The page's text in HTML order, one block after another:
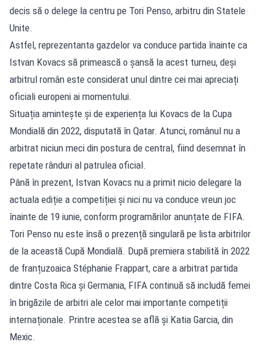
decis să o delege la centru pe Tori Penso, arbitru din Statele
Unite.
Astfel, reprezentanta gazdelor va conduce partida înainte ca
Istvan Kovacs să primească o șansă la acest turneu, deși
arbitrul român este considerat unul dintre cei mai apreciați
oficiali europeni ai momentului.
Situația amintește și de experiența lui Kovacs de la Cupa
Mondială din 2022, disputată în Qatar. Atunci, românul nu a
arbitrat niciun meci din postura de central, fiind desemnat în
repetate rânduri al patrulea oficial.
Până în prezent, Istvan Kovacs nu a primit nicio delegare la
actuala ediție a competiției și nici nu va conduce vreun joc
înainte de 19 iunie, conform programărilor anunțate de FIFA.
Tori Penso nu este însă o prezență singulară pe lista arbitrilor
de la această Cupă Mondială. După premiera stabilită în 2022
de franțuzoaica Stéphanie Frappart, care a arbitrat partida
dintre Costa Rica și Germania, FIFA continuă să includă femei
în brigăzile de arbitri ale celor mai importante competiții
internaționale. Printre acestea se află și Katia Garcia, din
Mexic.